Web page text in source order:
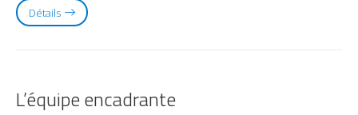
Détails
L’équipe encadrante